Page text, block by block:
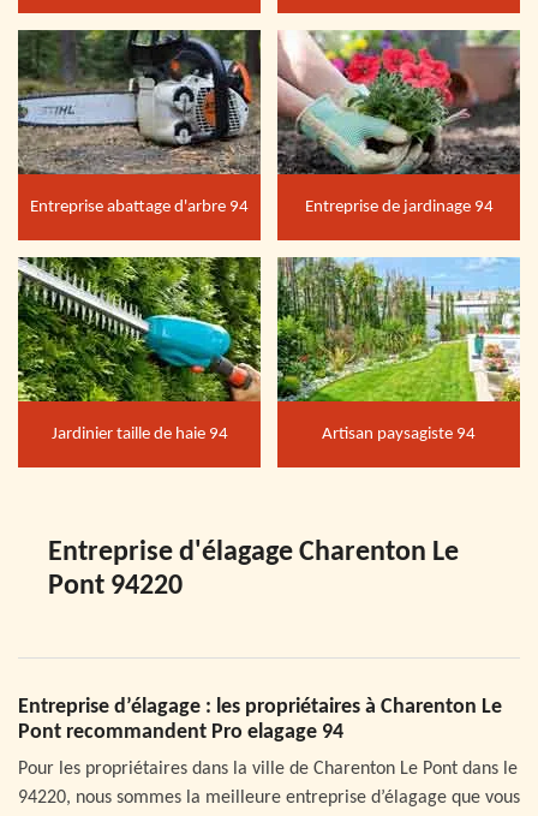
Entreprise abattage d'arbre 94 Entreprise de jardinage 94
Jardinier taille de haie 94 Artisan paysagiste 94
Entreprise d'élagage Charenton Le
Pont 94220
Entreprise d’élagage : les propriétaires à Charenton Le
Pont recommandent Pro elagage 94
Pour les propriétaires dans la ville de Charenton Le Pont dans le
94220, nous sommes la meilleure entreprise d’élagage que vous